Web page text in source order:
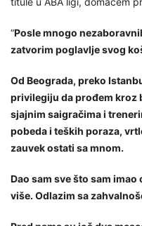
“Posle mnogo
zatvorim poglavlje svog
Od Beograda, preko
privilegiju da prođem kroz
sjajnim saigračima i
pobeda i teških poraza,
zauvek ostati sa mnom.
Dao sam sve što sam
više. Odlazim sa